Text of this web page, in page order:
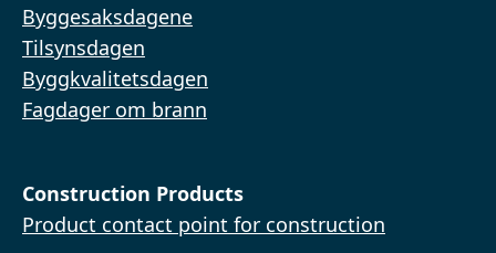
Byggesaksdagene
Tilsynsdagen
Byggkvalitetsdagen
Fagdager om brann
Construction Products
Product contact point for construction